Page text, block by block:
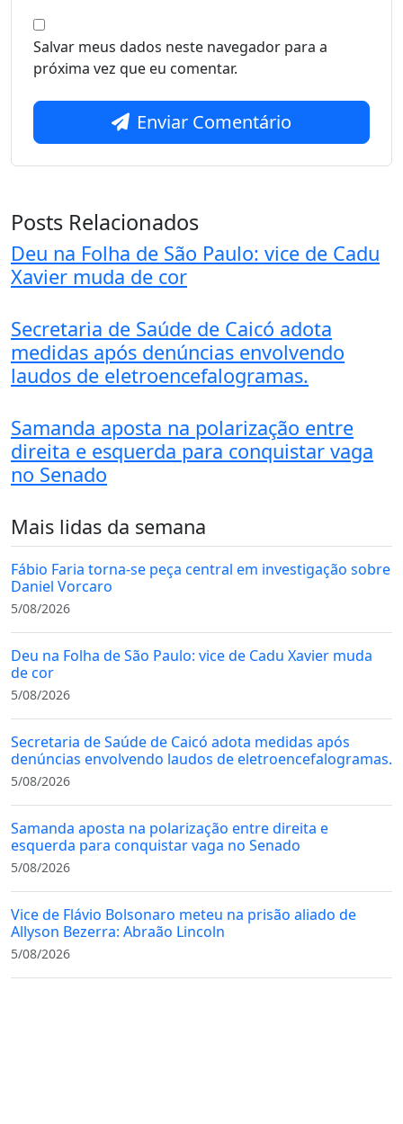
Salvar meus dados neste navegador para a
próxima vez que eu comentar.
Enviar Comentário
Posts Relacionados
Deu na Folha de São Paulo: vice de Cadu
Xavier muda de cor
Secretaria de Saúde de Caicó adota
medidas após denúncias envolvendo
laudos de eletroencefalogramas.
Samanda aposta na polarização entre
direita e esquerda para conquistar vaga
no Senado
Mais lidas da semana
Fábio Faria torna-se peça central em investigação sobre
Daniel Vorcaro
5/08/2026
Deu na Folha de São Paulo: vice de Cadu Xavier muda
de cor
5/08/2026
Secretaria de Saúde de Caicó adota medidas após
denúncias envolvendo laudos de eletroencefalogramas.
5/08/2026
Samanda aposta na polarização entre direita e
esquerda para conquistar vaga no Senado
5/08/2026
Vice de Flávio Bolsonaro meteu na prisão aliado de
Allyson Bezerra: Abraão Lincoln
5/08/2026